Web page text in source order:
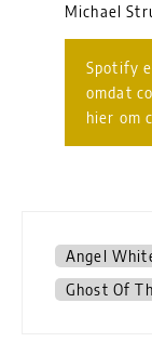
Michael
Spotify
omdat
hier om
Angel
Ghost Of